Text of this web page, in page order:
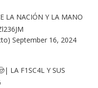
LA NACIÓN Y LA MANO
September 16, 2024
LA F1SC4L Y SUS